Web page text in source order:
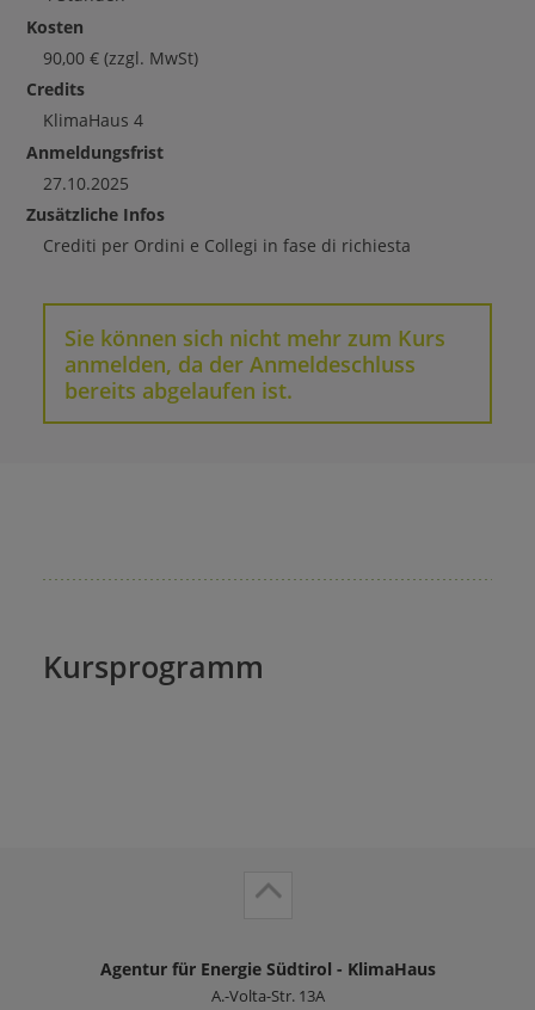
Kosten
90,00 € (zzgl. MwSt)
Credits
KlimaHaus 4
Anmeldungsfrist
27.10.2025
Zusätzliche Infos
Crediti per Ordini e Collegi in fase di richiesta
Sie können sich nicht mehr zum Kurs
anmelden, da der Anmeldeschluss
bereits abgelaufen ist.
Kursprogramm
Agentur für Energie Südtirol - KlimaHaus
A.-Volta-Str. 13A